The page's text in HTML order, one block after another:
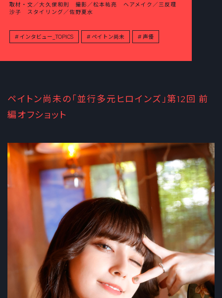
取材・文／大久保和則 撮影／松本祐亮 ヘアメイク／三反理
沙子 スタイリング／佐野夏水
インタビュー_TOPICS ペイトン尚未 声優
ペイトン尚未の「並行多元ヒロインズ」第12回 前
編オフショット